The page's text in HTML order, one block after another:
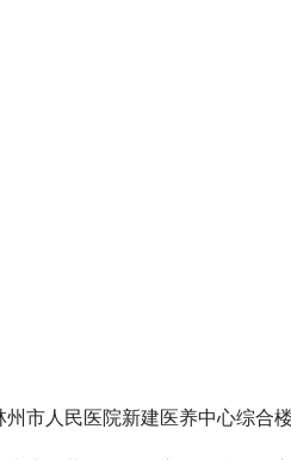
市人民医院新建医养中心综合楼PPP项目绩效评价